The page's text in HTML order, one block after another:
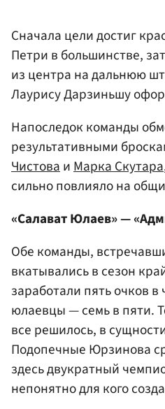
Сначала цели достиг
Петри в большинстве,
из центра на дальнюю
Лаурису Дарзиньшу
Напоследок команды
результативными
ЧистоваиМарка Скутара
сильно повлияло на
«Салават Юлаев» —
Обе команды,
вкатывались в сезон
заработали пять очков
юлаевцы — семь в пяти.
все решилось, в
Подопечные Юрзинова
здесь двукратный
непонятно для кого